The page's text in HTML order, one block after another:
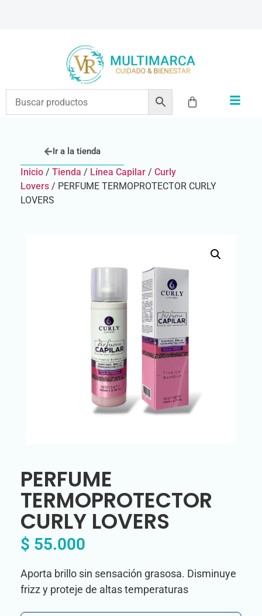
Ir a la tienda
Inicio / Tienda / Línea Capilar / Curly
Lovers / PERFUME TERMOPROTECTOR CURLY
LOVERS
PERFUME
TERMOPROTECTOR
CURLY LOVERS
$ 55.000
Aporta brillo sin sensación grasosa. Disminuye
frizz y proteje de altas temperaturas